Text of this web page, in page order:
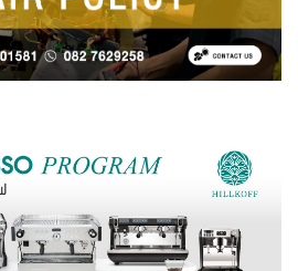
มเครื่องชงกาแฟ พร้อมอะไหล่
เครื่องชงกาแฟรองรับเครื่องชง
ารซ่อมอย่างเต็มประสิทธิภาพ
องชงกาแฟจาก Hillkoff
ส่ใจให้บริการดูแลรักษา
ของคุณ เพื่อให้คุณได้รับซ่อม
พ กับอะไหล่เครื่องกาแฟสำรอง